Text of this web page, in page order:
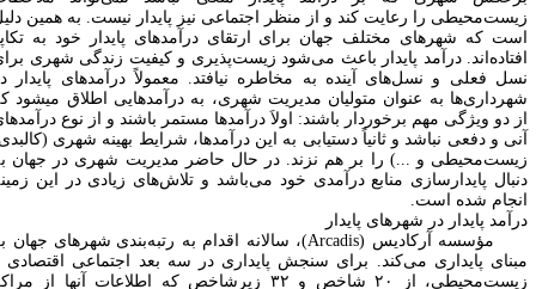
محیطی را رعایت کند و از منظر اجتماعی نیز پایدار نیست. به همین دلیل
که شهرهای مختلف جهان برای ارتقای درآمدهای پایدار خود به تکاپو
اند. درآمد پایدار باعث میشود زیستپذیری و کیفیت زندگی شهری برای
فعلی و نسل‌های آینده به مخاطره نیافتد. معمولاً درآمدهای پایدار در
ها به عنوان متولیان مدیریت شهری، به درآمدهایی اطلاق می‏شود که
دو ویژگی مهم برخوردار باشند: اولاَ درآمدها مستمر باشند و از نوع درآمدهای
و دفعی نباشد و ثانیاً دستیابی به این درآمدها، شرایط بهینه شهری (کالبدی،
محیطی و ...) را بر هم نزند. در حال حاضر مدیریت شهری در جهان به
پایدارسازی منابع درآمدی خود میباشد و تلاشهای زیادی در این زمینه
شده است.
پایدار در شهرهای پایدار
آرکادیس (Arcadis)، سالانه اقدام به رتبهبندی شهرهای جهان بر
پایداری میکند. برای سنجش پایداری در سه بعد اجتماعی اقتصادی و
محیطی، از ۲۰ شاخص و ۳۲ زیرشاخص که اطلاعات آنها از مراکز